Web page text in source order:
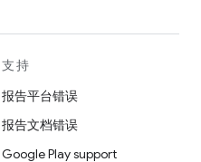
支持
报告平台错误
报告文档错误
Google Play support